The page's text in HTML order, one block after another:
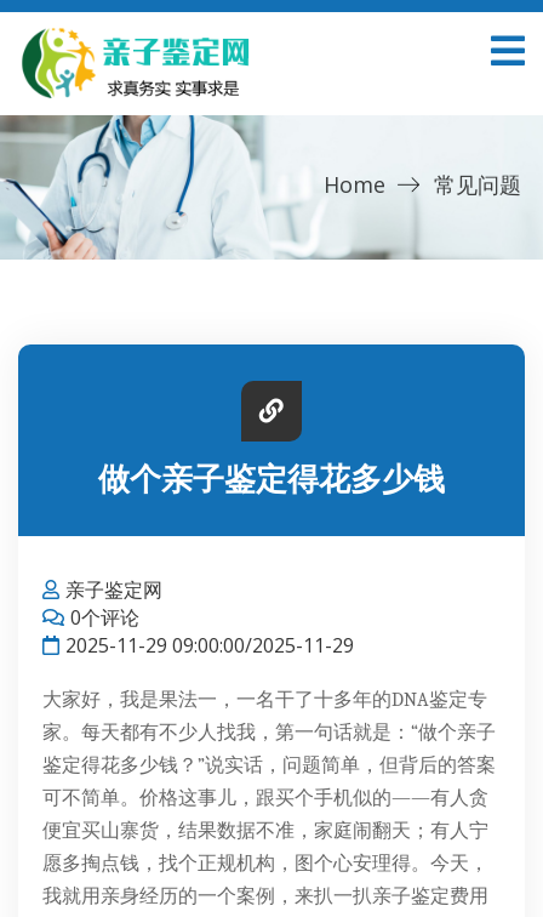
Home 常见问题
做个亲子鉴定得花多少钱
亲子鉴定网
0个评论
2025-11-29 09:00:00/2025-11-29
大家好，我是果法一，一名干了十多年的DNA鉴定专
家。每天都有不少人找我，第一句话就是：“做个亲子
鉴定得花多少钱？”说实话，问题简单，但背后的答案
可不简单。价格这事儿，跟买个手机似的——有人贪
便宜买山寨货，结果数据不准，家庭闹翻天；有人宁
愿多掏点钱，找个正规机构，图个心安理得。今天，
我就用亲身经历的一个案例，来扒一扒亲子鉴定费用